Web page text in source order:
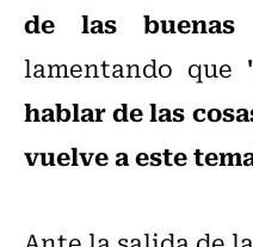
de las buenas
lamentando que
hablar de las
vuelve a este